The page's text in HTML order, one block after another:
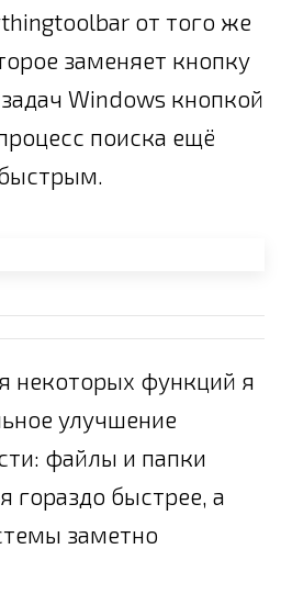
от того же
заменяет кнопку
Windows кнопкой
поиска ещё
некоторых функций я
улучшение
файлы и папки
гораздо быстрее, а
заметно